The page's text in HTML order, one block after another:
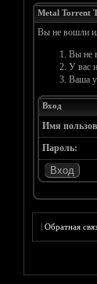
Metal Torrent
Вы не вошли
Вы не
У вас
Ваша
Вход
Имя
Пароль:
|Обратная